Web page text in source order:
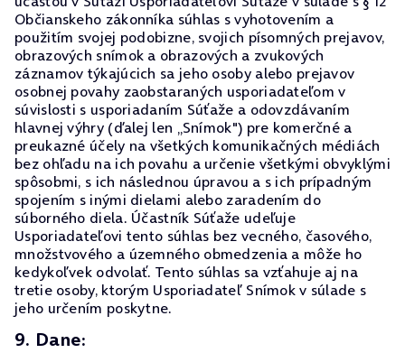
Občianskeho zákonníka súhlas s vyhotovením a
použitím svojej podobizne, svojich písomných prejavov,
obrazových snímok a obrazových a zvukových
záznamov týkajúcich sa jeho osoby alebo prejavov
osobnej povahy zaobstaraných usporiadateľom v
súvislosti s usporiadaním Súťaže a odovzdávaním
hlavnej výhry (ďalej len „Snímok") pre komerčné a
preukazné účely na všetkých komunikačných médiách
bez ohľadu na ich povahu a určenie všetkými obvyklými
spôsobmi, s ich následnou úpravou a s ich prípadným
spojením s inými dielami alebo zaradením do
súborného diela. Účastník Súťaže udeľuje
Usporiadateľovi tento súhlas bez vecného, časového,
množstvového a územného obmedzenia a môže ho
kedykoľvek odvolať. Tento súhlas sa vzťahuje aj na
tretie osoby, ktorým Usporiadateľ Snímok v súlade s
jeho určením poskytne.
9. Dane: